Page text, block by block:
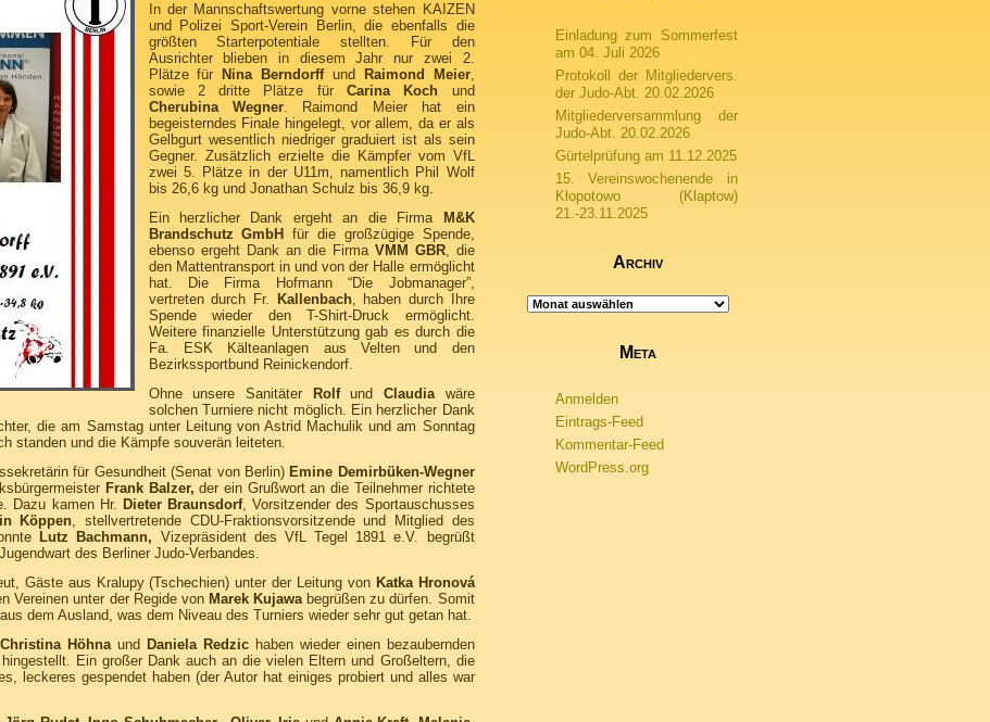
In der Mannschaftswertung vorne stehen KAIZEN
und Polizei Sport-Verein Berlin, die ebenfalls die
größten Starterpotentiale stellten. Für den
Ausrichter blieben in diesem Jahr nur zwei 2.
Plätze für
Nina Berndorffund Raimond Meier,
sowie 2 dritte Plätze fürCarina Koch und
Cherubina Wegner. Raimond Meier hat ein
begeisterndes Finale hingelegt, vor allem, da er als
Gelbgurt wesentlich niedriger graduiert ist als sein
Gegner. Zusätzlich erzielte die Kämpfer vom VfL
zwei 5. Plätze in der U11m, namentlich Phil Wolf
bis 26,6 kg und Jonathan Schulz bis 36,9 kg.
Ein herzlicher Dank ergeht an die Firma
M&K
Brandschutz GmbH
für die großzügige Spende,
ebenso ergeht Dank an die Firma VMM GBR, die
den Mattentransport in und von der Halle ermöglicht
hat. Die Firma Hofmann “Die Jobmanager”,
vertreten durch Fr.
Kallenbach, haben durch Ihre
Spende wieder den T-Shirt-Druck ermöglicht.
Weitere finanzielle Unterstützung gab es durch die
Fa. ESK Kälteanlagen aus Velten und den
Bezirkssportbund Reinickendorf.
Ohne unsere Sanitäter
Rolfund Claudiawäre
solchen Turniere nicht möglich. Ein herzlicher Dank
die am Samstag unter Leitung von Astrid Machulik und am Sonntag
standen und die Kämpfe souverän leiteten.
für Gesundheit (Senat von Berlin) Emine Demirbüken-Wegner
Frank Balzer,der ein Grußwort an die Teilnehmer richtete
Dazu kamen Hr. Dieter Braunsdorf, Vorsitzender des Sportauschusses
Köppen, stellvertretende CDU-Fraktionsvorsitzende und Mitglied des
Lutz Bachmann, Vizepräsident des VfL Tegel 1891 e.V. begrüßt
des Berliner Judo-Verbandes.
Gäste aus Kralupy (Tschechien) unter der Leitung vonKatka Hronová
Vereinen unter der Regide von Marek Kujawabegrüßen zu dürfen. Somit
dem Ausland, was dem Niveau des Turniers wieder sehr gut getan hat.
Höhnaund Daniela Redzichaben wieder einen bezaubernden
Ein großer Dank auch an die vielen Eltern und Großeltern, die
leckeres gespendet haben (der Autor hat einiges probiert und alles war
Einladung zum Sommerfest
am 04. Juli 2026
Protokoll der Mitgliedervers.
der Judo-Abt. 20.02.2026
Mitgliederversammlung der
Judo-Abt. 20.02.2026
Gürtelprüfung am 11.12.2025
15. Vereinswochenende in
Kłopotowo (Klaptow)
21.-23.11.2025
Archiv
Archiv
Meta
Anmelden
Eintrags-Feed
Kommentar-Feed
WordPress.org